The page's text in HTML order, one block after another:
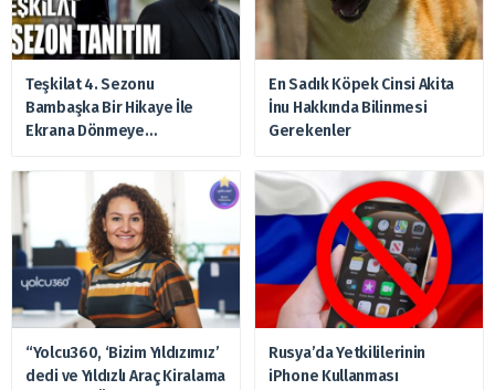
Teşkilat 4. Sezonu
Bambaşka Bir Hikaye İle
Ekrana Dönmeye
En Sadık Köpek Cinsi Akita
İnu Hakkında Bilinmesi
Gerekenler
“Yolcu360, ‘Bizim Yıldızımız’
dedi ve Yıldızlı Araç Kiralama
Rusya’da Yetkililerinin
iPhone Kullanması